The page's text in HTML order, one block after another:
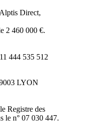
vous
vous
de
Direct,
2 460 000 €.
444 535 512
LYON
Registre des
le n° 07 030 447.